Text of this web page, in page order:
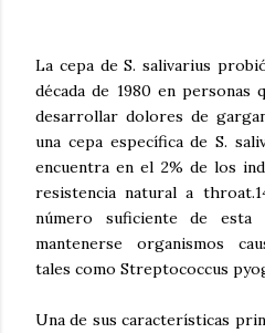
La cepa de S. salivarius
década de 1980 en personas
desarrollar dolores de
una cepa específica de S.
encuentra en el 2% de los
resistencia natural a
número suficiente de esta
mantenerse organismos
tales como Streptococcus
Una de sus características